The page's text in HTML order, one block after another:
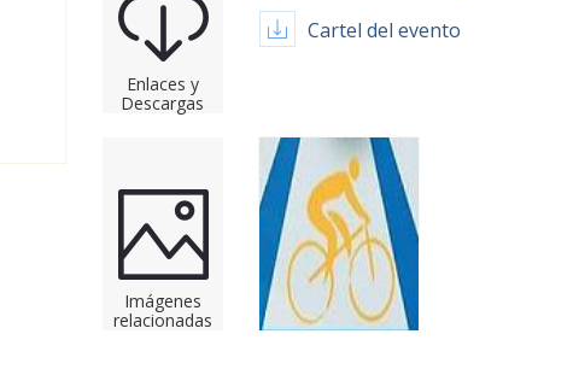
Enlaces y
Descargas
Cartel del evento
Imágenes
relacionadas